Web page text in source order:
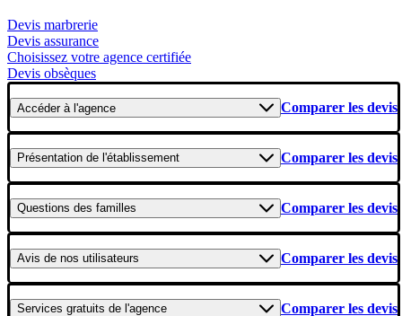
Devis marbrerie
Devis assurance
Choisissez votre agence certifiée
Devis obsèques
Accéderà l'agence Comparer les devis
Présentation de l'établissement Comparer les devis
Questions des familles Comparer les devis
Avis de nos utilisateurs Comparer les devis
Services gratuits de l'agence Comparer les devis